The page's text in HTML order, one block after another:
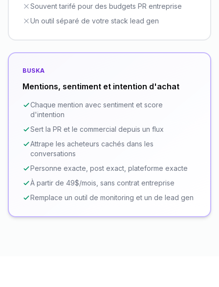
Souvent tarifé pour des budgets PR entreprise
Un outil séparé de votre stack lead gen
BUSKA
Mentions, sentiment et intention d'achat
Chaque mention avec sentiment et score
d'intention
Sert la PR et le commercial depuis un flux
Attrape les acheteurs cachés dans les
conversations
Personne exacte, post exact, plateforme exacte
À partir de 49$/mois, sans contrat entreprise
Remplace un outil de monitoring et un de lead gen